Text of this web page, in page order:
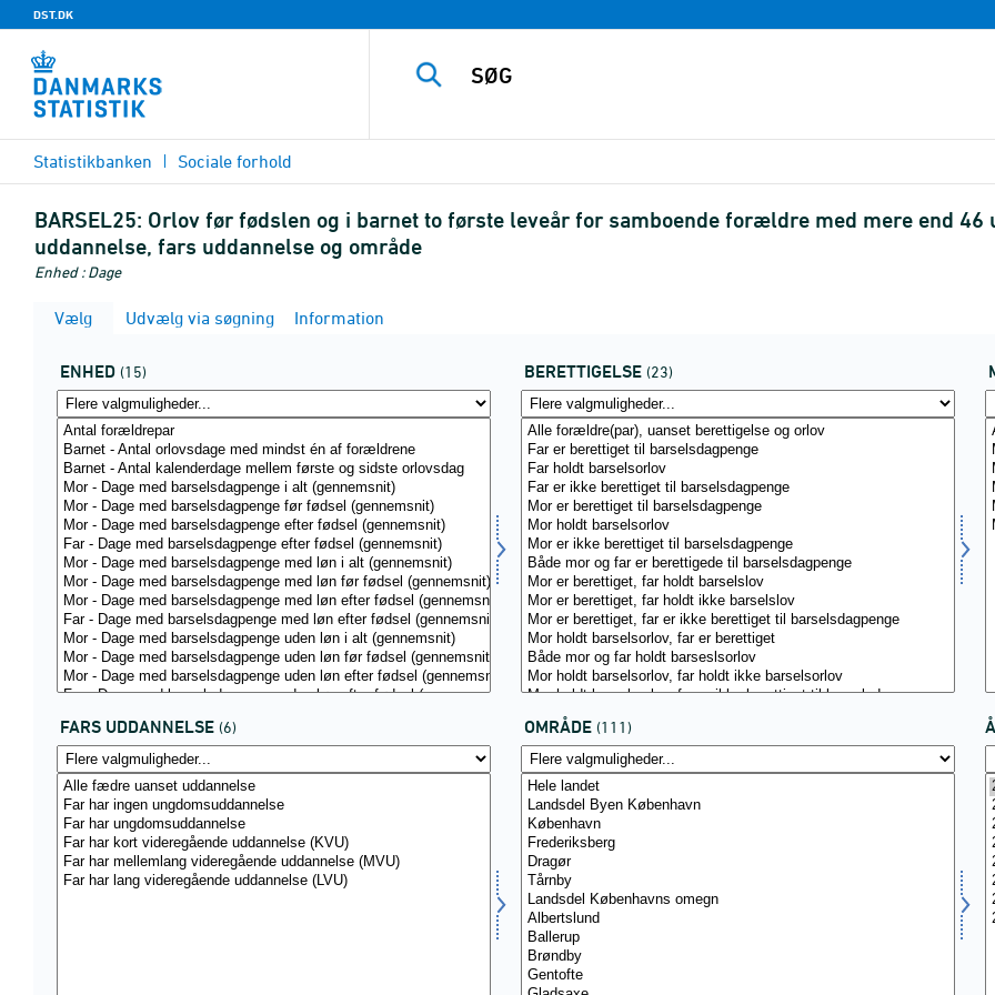
DST.DK
Statistikbanken Sociale forhold
BARSEL25: Orlov før fødslen og i barnet to første leveår for samboende forældre med mere end
uddannelse, fars uddannelse og område
Enhed : Dage
Vælg Udvælg via søgning Information
ENHED (15) BERETTIGELSE (23)
FARS UDDANNELSE (6) OMRÅDE (111)